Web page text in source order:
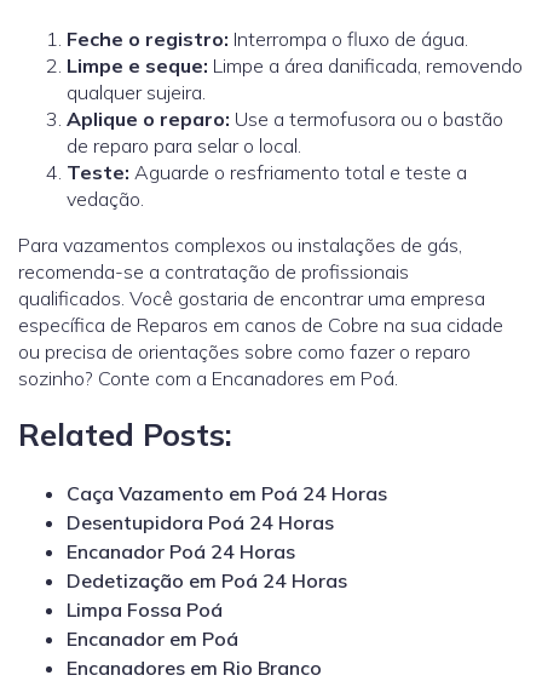
Feche o registro: Interrompa o fluxo de água.
Limpe e seque: Limpe a área danificada, removendo
qualquer sujeira.
Aplique o reparo: Use a termofusora ou o bastão
de reparo para selar o local.
Teste: Aguarde o resfriamento total e teste a
vedação.
Para vazamentos complexos ou instalações de gás,
recomenda-se a contratação de profissionais
qualificados. Você gostaria de encontrar uma empresa
específica de Reparos em canos de Cobre na sua cidade
ou precisa de orientações sobre como fazer o reparo
sozinho? Conte com a Encanadores em Poá.
Related Posts:
Caça Vazamento em Poá 24 Horas
Desentupidora Poá 24 Horas
Encanador Poá 24 Horas
Dedetização em Poá 24 Horas
Limpa Fossa Poá
Encanador em Poá
Encanadores em Rio Branco